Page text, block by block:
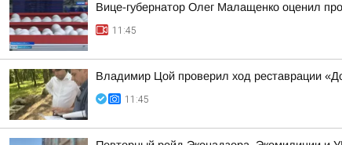
Вице-губернатор Олег Малащенко оценил
11:45
Владимир Цой проверил ход реставрации
11:45